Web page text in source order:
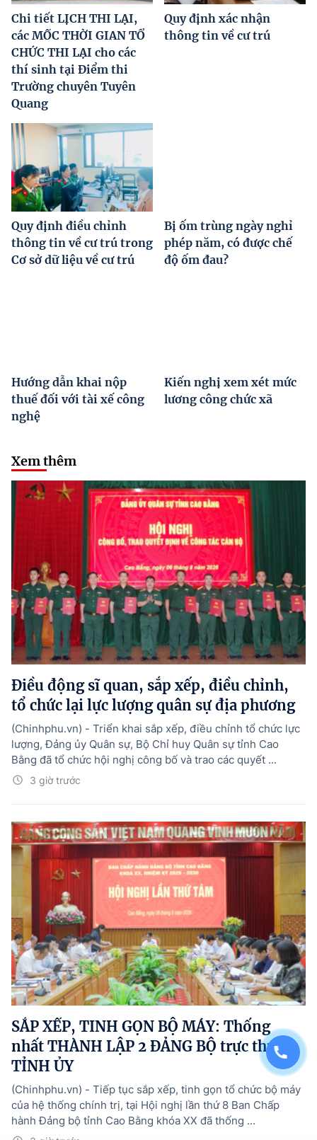
Chi tiết LỊCH THI LẠI,
các MỐC THỜI GIAN TỔ
CHỨC THI LẠI cho các
thí sinh tại Điểm thi
Trường chuyên Tuyên
Quang
Quy định xác nhận
thông tin về cư trú
Quy định điều chỉnh
thông tin về cư trú trong
Cơ sở dữ liệu về cư trú
Bị ốm trùng ngày nghỉ
phép năm, có được chế
độ ốm đau?
Hướng dẫn khai nộp
thuế đối với tài xế công
nghệ
Kiến nghị xem xét mức
lương công chức xã
Xem thêm
Điều động sĩ quan, sắp xếp, điều chỉnh,
tổ chức lại lực lượng quân sự địa phương
3 giờ trước
(Chinhphu.vn) - Triển khai sắp xếp, điều chỉnh tổ chức lực
lượng, Đảng ủy Quân sự, Bộ Chỉ huy Quân sự tỉnh Cao
Bằng đã tổ chức hội nghị công bố và trao các quyết ...
SẮP XẾP, TINH GỌN BỘ MÁY: Thống
nhất THÀNH LẬP 2 ĐẢNG BỘ trực thuộc
TỈNH ỦY
(Chinhphu.vn) - Tiếp tục sắp xếp, tinh gọn tổ chức bộ máy
của hệ thống chính trị, tại Hội nghị lần thứ 8 Ban Chấp
hành Đảng bộ tỉnh Cao Bằng khóa XX đã thống ...